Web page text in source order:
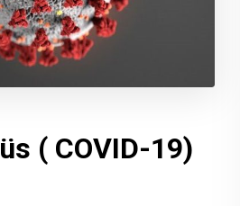
( COVID-19)